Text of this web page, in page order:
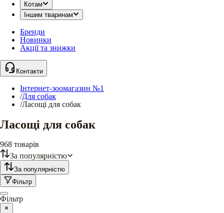
Котам
Іншим тваринам
Бренди
Новинки
Акції та знижки
Контакти
Інтернет-зоомагазин №1
/Для собак
/Ласощі для собак
Ласощі для собак
968 товарів
За популярністю
За популярністю
Фільтр
Фільтр